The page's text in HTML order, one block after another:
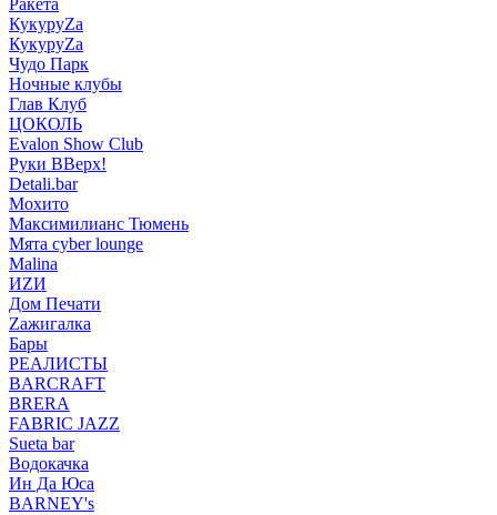
Ракета
КукуруZа
КукуруZа
Чудо Парк
Ночные клубы
Глав Клуб
ЦОКОЛЬ
Evalon Show Club
Руки ВВерх!
Detali.bar
Мохито
Максимилианс Тюмень
Мята cyber lounge
Malina
ИZИ
Дом Печати
Zажигалка
Бары
РЕАЛИСТЫ
BARCRAFT
BRERA
FABRIC JAZZ
Sueta bar
Водокачка
Ин Да Юса
BARNEY's